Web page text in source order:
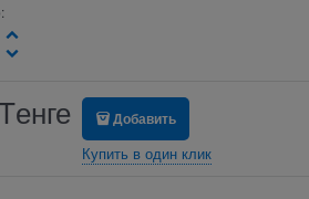
Добавить
Купить в один клик